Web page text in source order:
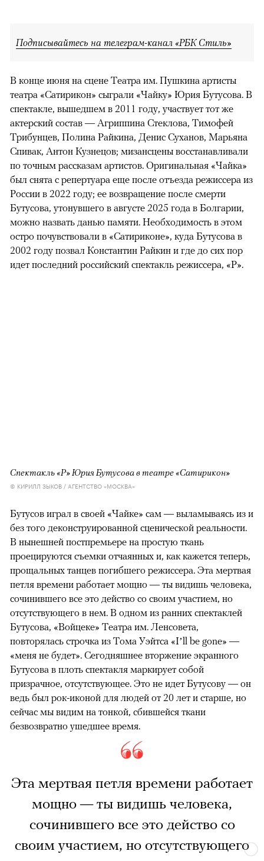
Подписывайтесь на телеграм-канал «РБК Стиль»
В конце июня на сцене Театра им. Пушкина артисты
театра «Сатирикон» сыграли «Чайку» Юрия Бутусова. В
спектакле, вышедшем в 2011 году, участвует тот же
актерский состав — Агриппина Стеклова, Тимофей
Трибунцев, Полина Райкина, Денис Суханов, Марьяна
Спивак, Антон Кузнецов; мизансцены восстанавливали
по точным рассказам артистов. Оригинальная «Чайка»
был снята с репертуара еще после отъезда режиссера из
России в 2022 году; ее возвращение после смерти
Бутусова, утонувшего в августе 2025 года в Болгарии,
можно назвать данью памяти. Необходимость в этом
остро почувствовали в «Сатириконе», куда Бутусова в
2002 году позвал Константин Райкин и где до сих пор
идет последний российский спектакль режиссера, «Р».
Спектакль «Р» Юрия Бутусова в театре «Сатирикон»
© КИРИЛЛ ЗЫКОВ / АГЕНТСТВО «МОСКВА»
Бутусов играл в своей «Чайке» сам — выламываясь из и
без того деконструированной сценической реальности.
В нынешней постпремьере на простую ткань
проецируются съемки отчаянных и, как кажется теперь,
прощальных танцев погибшего режиссера. Эта мертвая
петля времени работает мощно — ты видишь человека,
сочинившего все это действо со своим участием, но
отсутствующего в нем. В одном из ранних спектаклей
Бутусова, «Войцеке» Театра им. Ленсовета,
повторялась строчка из Тома Уэйтса «I’ll be gone» —
«меня не будет». Сегодняшнее вторжение экранного
Бутусова в плоть спектакля маркирует собой
призрачное, отсутствующее. Это не идет Бутусову — он
ведь был рок-иконой для людей от 20 лет и старше, но
сейчас мы видим на тонкой, сбившейся ткани
безвозвратно ушедшее время.
Эта мертвая петля времени работает
мощно — ты видишь человека,
сочинившего все это действо со
своим участием, но отсутствующего